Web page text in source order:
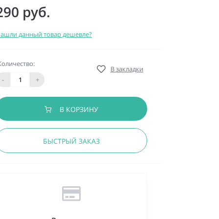
руб.
данный товар дешевле?
-
+
В закладки
В КОРЗИНУ
БЫСТРЫЙ ЗАКАЗ